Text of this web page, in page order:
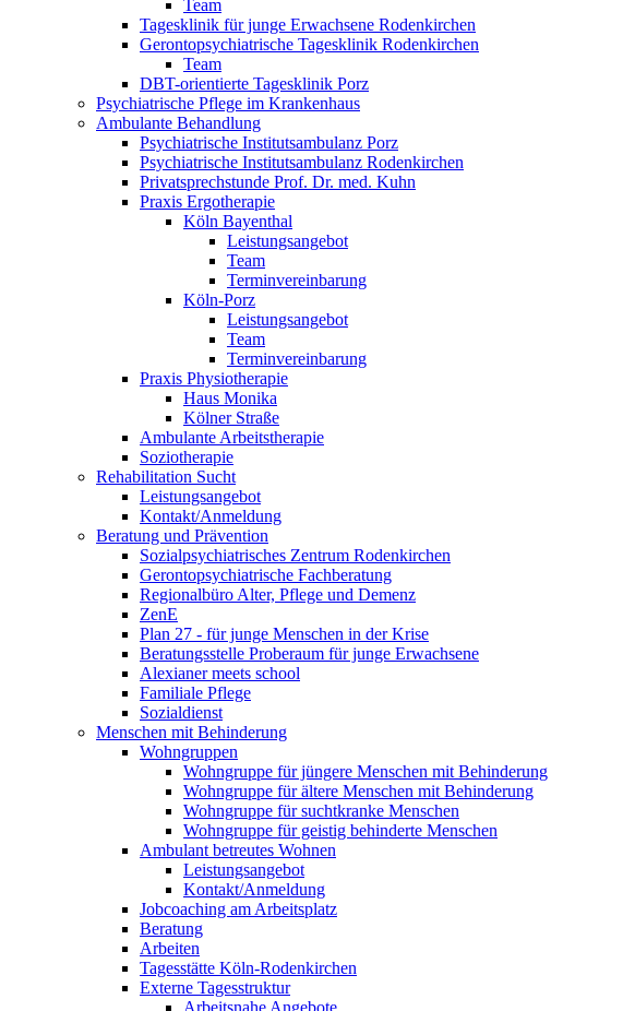
Team
Tagesklinik für junge Erwachsene Rodenkirchen
Gerontopsychiatrische Tagesklinik Rodenkirchen
Team
DBT-orientierte Tagesklinik Porz
Psychiatrische Pflege im Krankenhaus
Ambulante Behandlung
Psychiatrische Institutsambulanz Porz
Psychiatrische Institutsambulanz Rodenkirchen
Privatsprechstunde Prof. Dr. med. Kuhn
Praxis Ergotherapie
Köln Bayenthal
Leistungsangebot
Team
Terminvereinbarung
Köln-Porz
Leistungsangebot
Team
Terminvereinbarung
Praxis Physiotherapie
Haus Monika
Kölner Straße
Ambulante Arbeitstherapie
Soziotherapie
Rehabilitation Sucht
Leistungsangebot
Kontakt/Anmeldung
Beratung und Prävention
Sozialpsychiatrisches Zentrum Rodenkirchen
Gerontopsychiatrische Fachberatung
Regionalbüro Alter, Pflege und Demenz
ZenE
Plan 27 - für junge Menschen in der Krise
Beratungsstelle Proberaum für junge Erwachsene
Alexianer meets school
Familiale Pflege
Sozialdienst
Menschen mit Behinderung
Wohngruppen
Wohngruppe für jüngere Menschen mit Behinderung
Wohngruppe für ältere Menschen mit Behinderung
Wohngruppe für suchtkranke Menschen
Wohngruppe für geistig behinderte Menschen
Ambulant betreutes Wohnen
Leistungsangebot
Kontakt/Anmeldung
Jobcoaching am Arbeitsplatz
Beratung
Arbeiten
Tagesstätte Köln-Rodenkirchen
Externe Tagesstruktur
Arbeitsnahe Angebote